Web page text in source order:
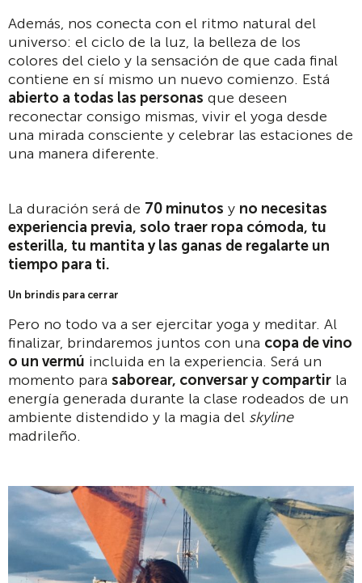
Además, nos conecta con el ritmo natural del
universo: el ciclo de la luz, la belleza de los
colores del cielo y la sensación de que cada final
contiene en sí mismo un nuevo comienzo. Está
abierto a todas las personas que deseen
reconectar consigo mismas, vivir el yoga desde
una mirada consciente y celebrar las estaciones de
una manera diferente.
La duración será de 70 minutos y no necesitas
experiencia previa, solo traer ropa cómoda, tu
esterilla, tu mantita y las ganas de regalarte un
tiempo para ti.
Un brindis para cerrar
Pero no todo va a ser ejercitar yoga y meditar. Al
finalizar, brindaremos juntos con una copa de vino
o un vermú incluida en la experiencia. Será un
momento para saborear, conversar y compartir la
energía generada durante la clase rodeados de un
ambiente distendido y la magia del skyline
madrileño.